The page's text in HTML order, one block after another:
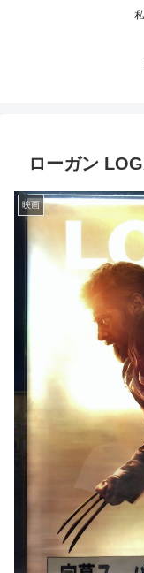
ローガン
映画